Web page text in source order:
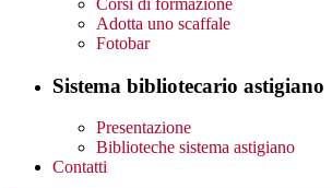
Corsi di formazione
Adotta uno scaffale
Fotobar
Sistema bibliotecario astigiano
Presentazione
Biblioteche sistema astigiano
Contatti